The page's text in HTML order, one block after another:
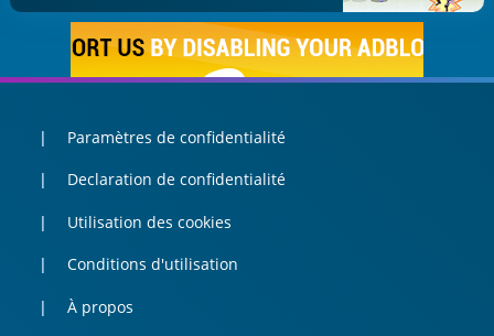
Paramètres de confidentialité
Declaration de confidentialité
Utilisation des cookies
Conditions d'utilisation
À propos